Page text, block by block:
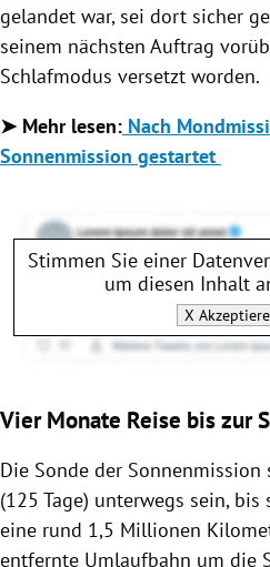
gelandet war, sei dort sicher
seinem nächsten Auftrag
Schlafmodus versetzt worden.
➤ Mehr lesen: Nach
Sonnenmission gestartet
Stimmen Sie einer
um diesen Inhalt
X
Vier Monate Reise bis zur
Die Sonde der
(125 Tage) unterwegs sein,
eine rund 1,5 Millionen
entfernte Umlaufbahn um die